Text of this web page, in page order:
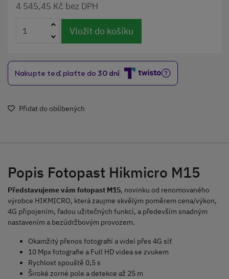
4 545,45 Kč bez DPH
Vložit do košíku
Přidat do oblíbených
Popis Fotopast Hikmicro M15
Představujeme vám fotopast M15, novinku od renomovaného
výrobce HIKMICRO, která zaujme skvělým poměrem cena/výkon,
4G připojením, řadou užitečných funkcí, a především snadným
nastavením a bezúdržbovým provozem.
Okamžitý přenos fotografií a videí přes 4G síť
10 Mpx fotografie a Full HD videa se zvukem
Rychlost spouště 0,5 s
Široké zorné pole a detekce až 25 m